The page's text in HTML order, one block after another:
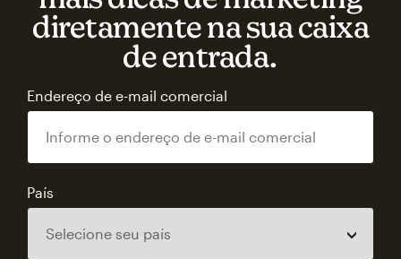
diretamente na sua caixa
de entrada.
Endereço de e-mail comercial
País